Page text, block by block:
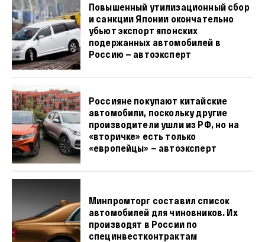
Повышенный утилизационный сбор
и санкции Японии окончательно
убьют экспорт японских
подержанных автомобилей в
Россию — автоэксперт
Россияне покупают китайские
автомобили, поскольку другие
производители ушли из РФ, но на
«вторичке» есть только
«европейцы» — автоэксперт
Минпромторг составил список
автомобилей для чиновников. Их
производят в России по
специнвестконтрактам